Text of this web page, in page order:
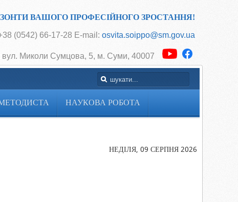
ВАШОГО ПРОФЕСІЙНОГО ЗРОСТАННЯ!
(0542) 66-17-28 E-mail: osvita.soippo@sm.gov.ua
вул. Миколи Сумцова, 5, м. Суми, 40007
НАУКОВА РОБОТА
НЕДІЛЯ, 09 СЕРПНЯ 2026